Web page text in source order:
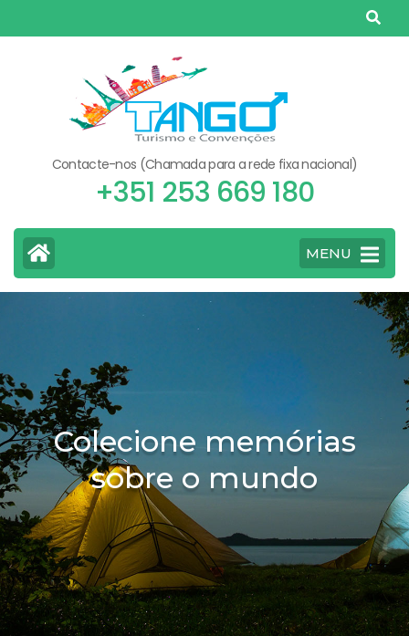
to
Contacte-nos (Chamada para a rede fixa nacional)
+351 253 669 180
MENU
Colecione memórias
sobre o mundo